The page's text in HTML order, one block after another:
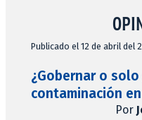
Publicado el 12 de abril del
¿Gobernar o
contaminación
Por